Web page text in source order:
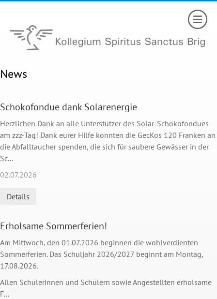
News
Schokofondue dank Solarenergie
Herzlichen Dank an alle Unterstützer des Solar-Schokofondues
am zzz-Tag! Dank eurer Hilfe konnten die GecKos 120 Franken an
die Abfalltaucher spenden, die sich für saubere Gewässer in der
Sc...
02.07.2026
Details
Erholsame Sommerferien!
Am Mittwoch, den 01.07.2026 beginnen die wohlverdienten
Sommerferien. Das Schuljahr 2026/2027 beginnt am Montag,
17.08.2026.
Allen Schülerinnen und Schülern sowie Angestellten erholsame
F...